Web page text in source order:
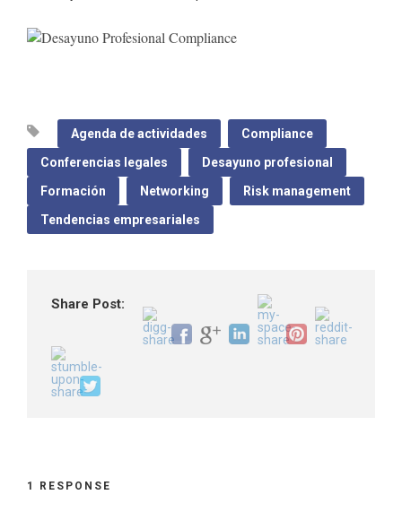
Agenda de actividades
Compliance
Conferencias legales
Desayuno profesional
Formación
Networking
Risk management
Tendencias empresariales
Share Post:
1 RESPONSE